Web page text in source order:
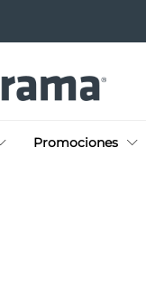
Promociones